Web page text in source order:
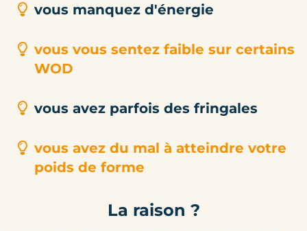
vous manquez d'énergie
vous vous sentez faible sur certains
WOD
vous avez parfois des fringales
vous avez du mal à atteindre votre
poids de forme
La raison ?